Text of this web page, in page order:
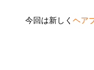
今回は新しく ヘア